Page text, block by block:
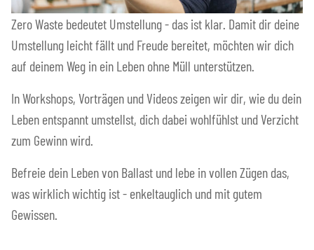
Zero Waste bedeutet Umstellung - das ist klar. Damit dir deine
Umstellung leicht fällt und Freude bereitet, möchten wir dich
auf deinem Weg in ein Leben ohne Müll unterstützen.
In Workshops, Vorträgen und Videos zeigen wir dir, wie du dein
Leben entspannt umstellst, dich dabei wohlfühlst und Verzicht
zum Gewinn wird.
Befreie dein Leben von Ballast und lebe in vollen Zügen das,
was wirklich wichtig ist - enkeltauglich und mit gutem
Gewissen.